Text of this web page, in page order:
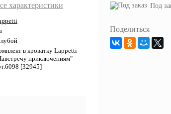
характеристики
в кроватку Lappetti
приключениям"
[32945]
Под
Поделиться